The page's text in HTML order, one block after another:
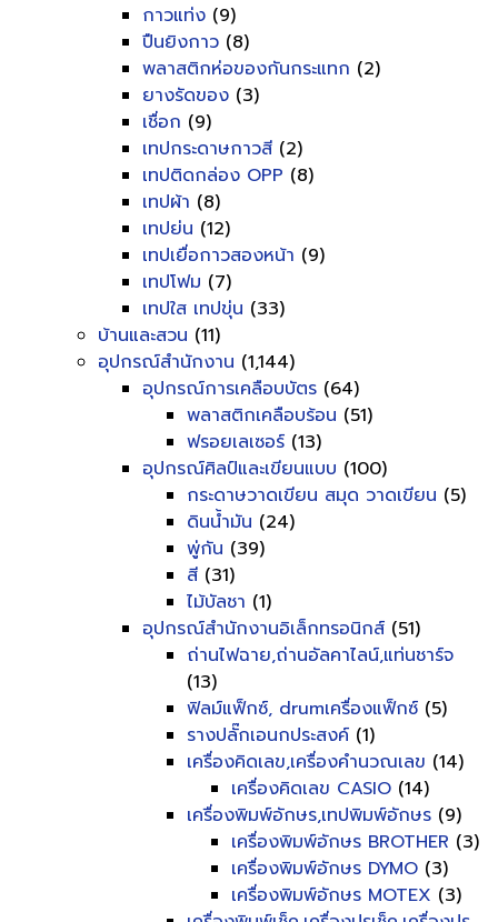
กาวแท่ง (9)
ปืนยิงกาว (8)
พลาสติกห่อของกันกระแทก (2)
ยางรัดของ (3)
เชื่อก (9)
เทปกระดาษกาวสี (2)
เทปติดกล่อง OPP (8)
เทปผ้า (8)
เทปย่น (12)
เทปเยื่อกาวสองหน้า (9)
เทปโฟม (7)
เทปใส เทปขุ่น (33)
บ้านและสวน (11)
อุปกรณ์สำนักงาน (1,144)
อุปกรณ์การเคลือบบัตร (64)
พลาสติกเคลือบร้อน (51)
ฟรอยเลเซอร์ (13)
อุปกรณ์ศิลป์และเขียนแบบ (100)
กระดาษวาดเขียน สมุด วาดเขียน (5)
ดินน้ำมัน (24)
พู่กัน (39)
สี (31)
ไม้บัลชา (1)
อุปกรณ์สำนักงานอิเล็กทรอนิกส์ (51)
ถ่านไฟฉาย,ถ่านอัลคาไลน์,แท่นชาร์จ
(13)
ฟิลม์แฟ็กซ์, drumเครื่องแฟ็กซ์ (5)
รางปลั๊กเอนกประสงค์ (1)
เครื่องคิดเลข,เครื่องคำนวณเลข (14)
เครื่องคิดเลข CASIO (14)
เครื่องพิมพ์อักษร,เทปพิมพ์อักษร (9)
เครื่องพิมพ์อักษร BROTHER (3)
เครื่องพิมพ์อักษร DYMO (3)
เครื่องพิมพ์อักษร MOTEX (3)